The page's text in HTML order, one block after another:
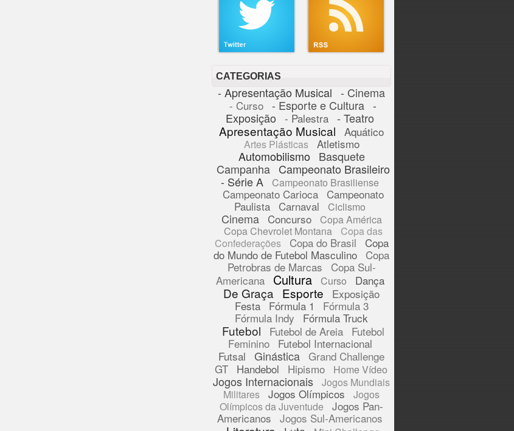
CATEGORIAS
- Apresentação Musical - Cinema
- Curso - Esporte e Cultura -
Exposição - Palestra - Teatro
Apresentação Musical Aquático
Artes Plásticas Atletismo
Automobilismo
Basquete
Campanha Campeonato Brasileiro
- Série A
Campeonato Brasiliense
Campeonato Carioca
Campeonato
Paulista Carnaval Ciclismo
Cinema Concurso
Copa América
Copa Chevrolet Montana
Copa das
Confederações
Copa do Brasil Copa
do Mundo de Futebol Masculino Copa
Petrobras de Marcas
Copa Sul-
Americana
Cultura Curso Dança
De Graça Esporte
Exposição
Festa
Fórmula 1
Fórmula 3
Fórmula Indy
Fórmula Truck
Futebol Futebol de Areia
Futebol
Feminino
Futebol Internacional
Futsal Ginástica Grand Challenge
GT Handebol Hipismo Home Vídeo
Jogos Internacionais
Jogos Mundiais
Militares
Jogos Olímpicos
Jogos
Olímpicos da Juventude
Jogos Pan-
Americanos Jogos Sul-Americanos